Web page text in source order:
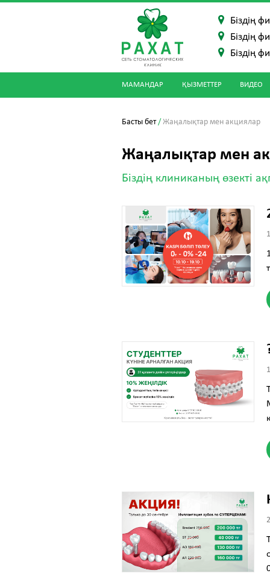
Біздің
Біздің
Біздің
МАМАНДАР ҚЫЗМЕТТЕР ВИДЕО
Басты бет/Жаңалықтар мен акциялар
Жаңалықтар мен
Біздің клиниканың өзекті